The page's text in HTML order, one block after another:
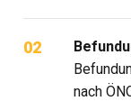
nach